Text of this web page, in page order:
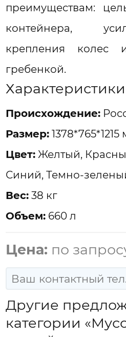
преимуществам:
контейнера,
крепления колес
гребенкой.
Проиcхождение:
Размер: 1378*765*1215
Цвет: Желтый,
Синий, Темно-
Вес: 38 кг
Объем: 660 л
Цена: по
Другие
категории